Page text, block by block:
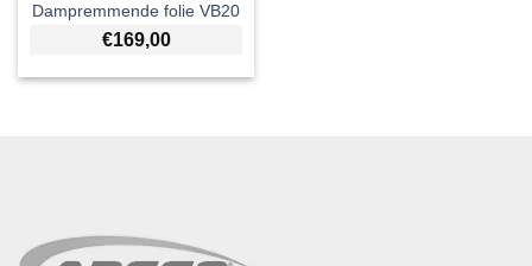
Dampremmende folie VB20
€169,00